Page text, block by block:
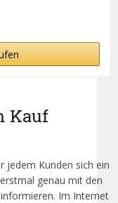
Kauf
jedem Kunden sich ein
genau mit den
Im Internet